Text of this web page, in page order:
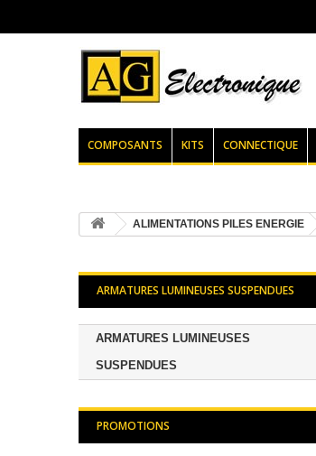
COMPOSANTS KITS CONNECTIQUE
ALIMENTATIONS PILES ENERGIE
ARMATURES LUMINEUSES SUSPENDUES
ARMATURES LUMINEUSES
SUSPENDUES
PROMOTIONS